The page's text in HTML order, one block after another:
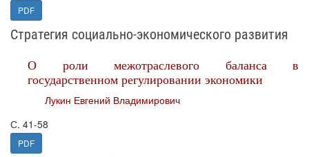
PDF
Стратегия социально-экономического развития
О роли межотраслевого баланса в
государственном регулировании экономики
Лукин Евгений Владимирович
С. 41-58
PDF